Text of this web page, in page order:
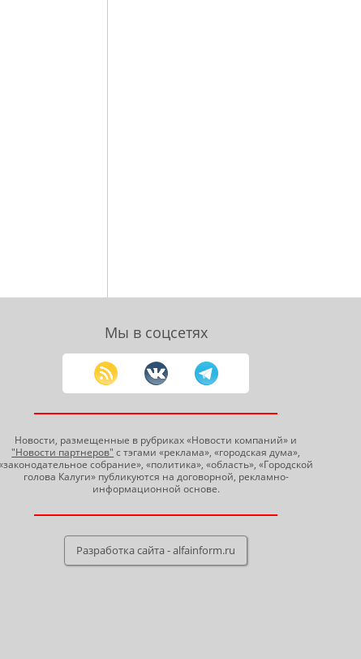
Мы в соцсетях
Новости, размещенные в рубриках «Новости компаний» и
"Новости партнеров" с тэгами «реклама», «городская дума»,
собрание», «политика», «область», «Городской
голова Калуги» публикуются на договорной, рекламно-
информационной основе.
Разработка сайта - alfainform.ru